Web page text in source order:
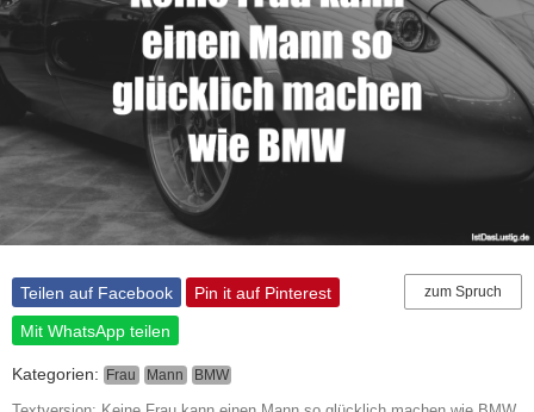
zum Spruch
Teilen auf Facebook
Pin it auf Pinterest
Mit WhatsApp teilen
Kategorien: Frau Mann BMW